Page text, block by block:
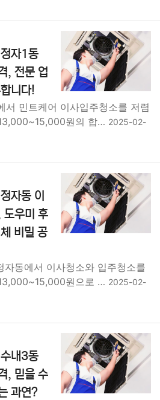
자1동
, 전문 업
니다!
서 민트케어 이사입주청소를 저렴
원의 합… 2025-02-
자동 이
도우미 후
비밀 공
자동에서 이사청소와 입주청소를
원으로 … 2025-02-
내3동
, 믿을 수
과연?